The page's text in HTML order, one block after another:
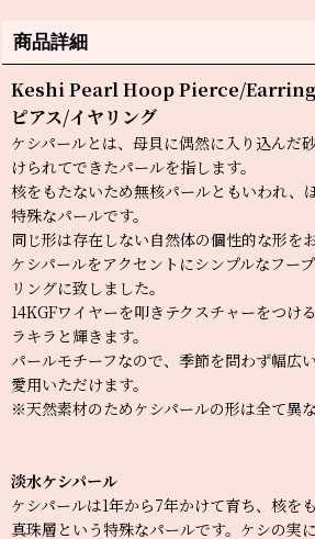
商品詳細
Keshi Pearl Hoop Pierce/Earring
ピアス/イヤリング
ケシパールとは、母貝に偶然に入り込んだ
けられてできたパールを指します。
核をもたないため無核パールともいわれ、
特殊なパールです。
同じ形は存在しない自然体の個性的な形を
ケシパールをアクセントにシンプルなフー
リングに致しました。
14KGFワイヤーを叩きテクスチャーをつけ
ラキラと輝きます。
パールモチーフなので、季節を問わず幅広
愛用いただけます。
※天然素材のためケシパールの形は全て異な
淡水ケシパール
ケシパールは1年から7年かけて育ち、核を
真珠層という特殊なパールです。ケシの実